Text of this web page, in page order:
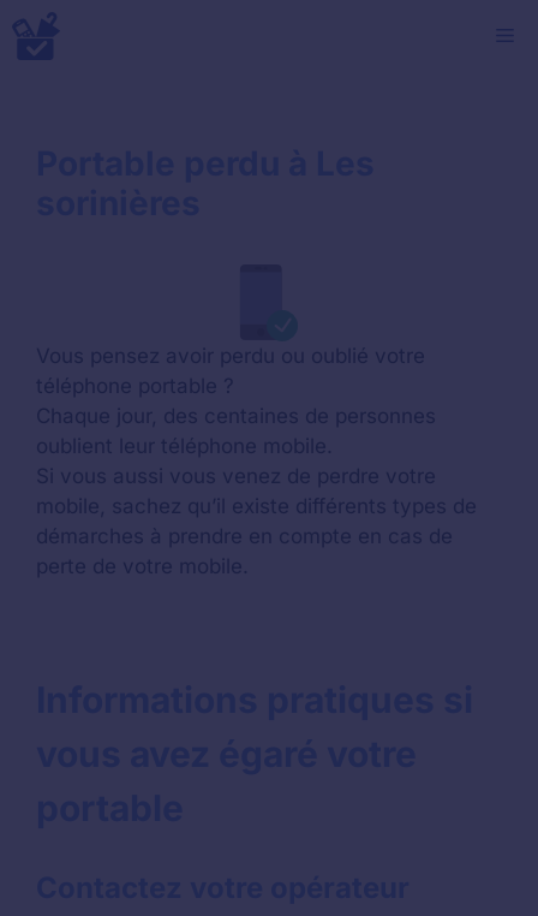
Aller
au
Vous pensez avoir perdu ou oublié votre
téléphone portable ?
Chaque jour, des centaines de personnes
oublient leur téléphone mobile.
Si vous aussi vous venez de perdre votre
mobile, sachez qu’il existe différents types de
démarches à prendre en compte en cas de
perte de votre mobile.